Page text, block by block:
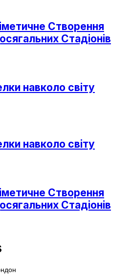
Створення
Стадіонів
навколо світу
навколо світу
Створення
Стадіонів